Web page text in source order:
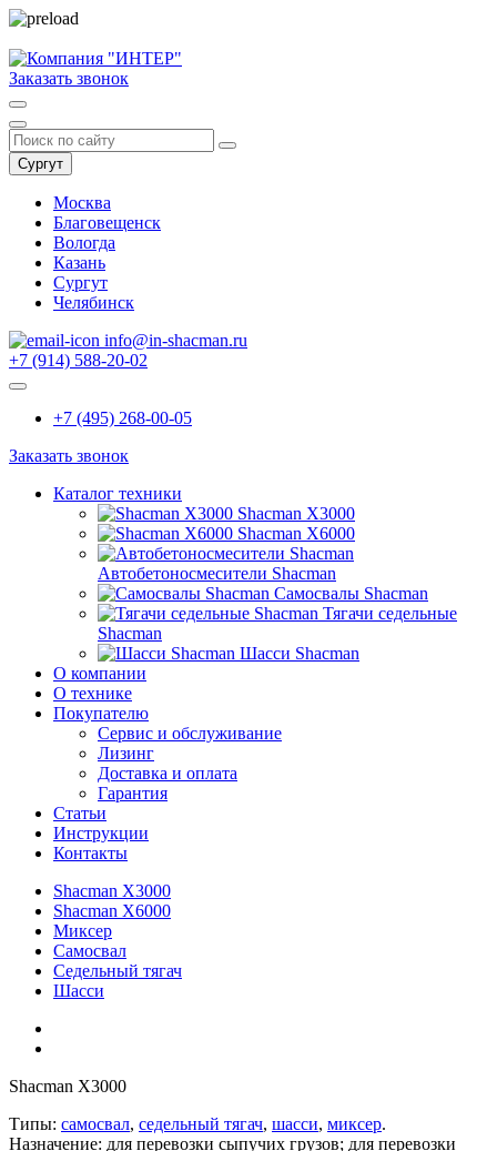
Заказать звонок
Сургут
Москва
Благовещенск
Вологда
Казань
Сургут
Челябинск
info@in-shacman.ru
+7 (914) 588-20-02
+7 (495) 268-00-05
Заказать звонок
Каталог техники
Shacman X3000
Shacman X6000
Автобетоносмесители Shacman
Самосвалы Shacman
Тягачи седельные
Shacman
Шасси Shacman
О компании
О технике
Покупателю
Сервис и обслуживание
Лизинг
Доставка и оплата
Гарантия
Статьи
Инструкции
Контакты
Shacman X3000
Shacman X6000
Миксер
Самосвал
Седельный тягач
Шасси
Shacman X3000
Типы: самосвал, седельный тягач, шасси, миксер.
Назначение: для перевозки сыпучих грузов; для перевозки